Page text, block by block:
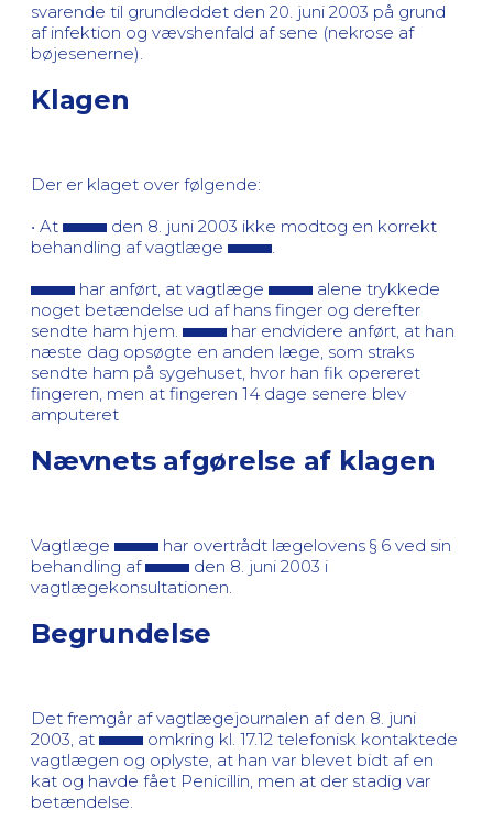
svarende til grundleddet den 20. juni 2003 på grund
af infektion og vævshenfald af sene (nekrose af
bøjesenerne).
Klagen
Der er klaget over følgende:
• At
den 8. juni 2003 ikke modtog en korrekt
behandling af vagtlæge
har anført, at vagtlæge
alene trykkede
noget betændelse ud af hans finger og derefter
sendte ham hjem.
har endvidere anført, at han
næste dag opsøgte en anden læge, som straks
sendte ham på sygehuset, hvor han fik opereret
fingeren, men at fingeren 14 dage senere blev
amputeret
Nævnets afgørelse af klagen
Vagtlæge
har overtrådt lægelovens § 6 ved sin
behandling af
den 8. juni 2003 i
vagtlægekonsultationen.
Begrundelse
Det fremgår af vagtlægejournalen af den 8. juni
2003, at
omkring kl. 17.12 telefonisk kontaktede
vagtlægen og oplyste, at han var blevet bidt af en
kat og havde fået Penicillin, men at der stadig var
betændelse.